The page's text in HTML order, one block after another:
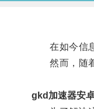
在如今信息
然而，随着
gkd加速器安